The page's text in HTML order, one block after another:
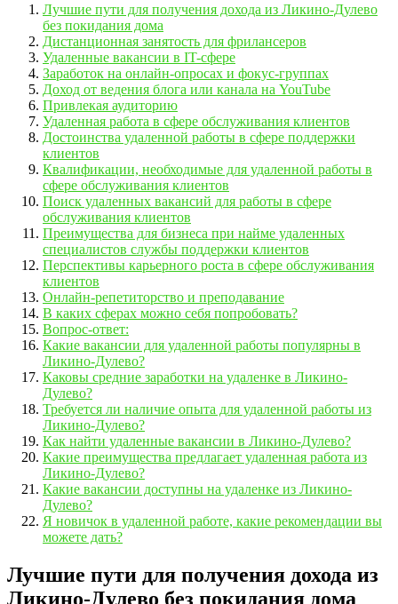
Лучшие пути для получения дохода из Ликино-Дулево
без покидания дома
Дистанционная занятость для фрилансеров
Удаленные вакансии в IT-сфере
Заработок на онлайн-опросах и фокус-группах
Доход от ведения блога или канала на YouTube
Привлекая аудиторию
Удаленная работа в сфере обслуживания клиентов
Достоинства удаленной работы в сфере поддержки
клиентов
Квалификации, необходимые для удаленной работы в
сфере обслуживания клиентов
Поиск удаленных вакансий для работы в сфере
обслуживания клиентов
Преимущества для бизнеса при найме удаленных
специалистов службы поддержки клиентов
Перспективы карьерного роста в сфере обслуживания
клиентов
Онлайн-репетиторство и преподавание
В каких сферах можно себя попробовать?
Вопрос-ответ:
Какие вакансии для удаленной работы популярны в
Ликино-Дулево?
Каковы средние заработки на удаленке в Ликино-
Дулево?
Требуется ли наличие опыта для удаленной работы из
Ликино-Дулево?
Как найти удаленные вакансии в Ликино-Дулево?
Какие преимущества предлагает удаленная работа из
Ликино-Дулево?
Какие вакансии доступны на удаленке из Ликино-
Дулево?
Я новичок в удаленной работе, какие рекомендации вы
можете дать?
Лучшие пути для получения дохода из
Ликино-Дулево без покидания дома